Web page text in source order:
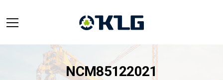
NCM85122021